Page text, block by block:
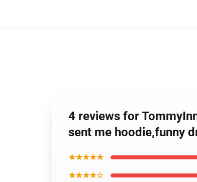
4 reviews for
sent me hoodie,funny
★★★★★
★★★★☆